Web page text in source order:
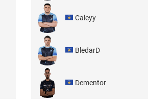
Caleyy
BledarD
Dementor